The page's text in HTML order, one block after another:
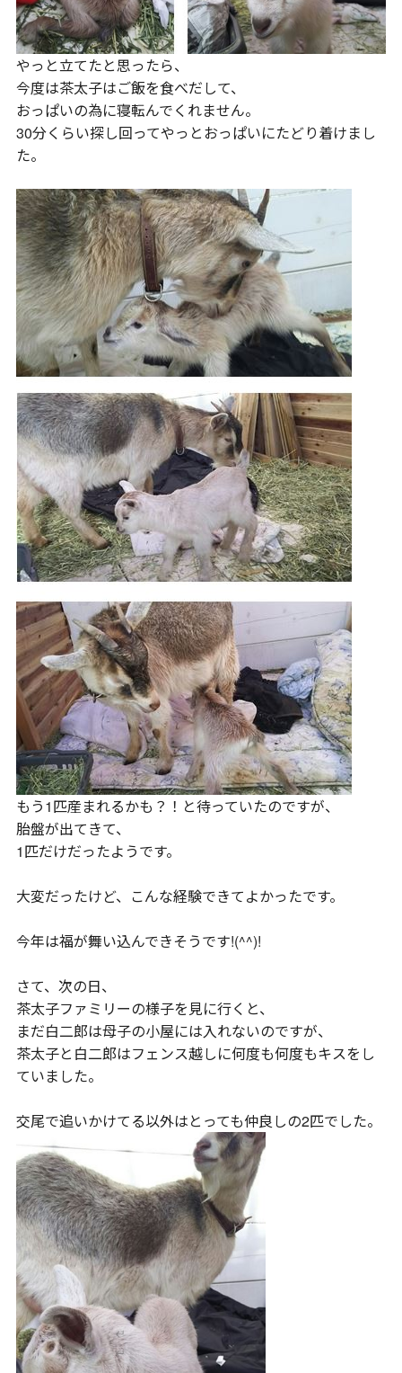
やっと立てたと思ったら、
今度は茶太子はご飯を食べだして、
おっぱいの為に寝転んでくれません。
30分くらい探し回ってやっとおっぱいにたどり着けまし
た。
もう1匹産まれるかも？！と待っていたのですが、
胎盤が出てきて、
1匹だけだったようです。
大変だったけど、こんな経験できてよかったです。
今年は福が舞い込んできそうです!(^^)!
さて、次の日、
茶太子ファミリーの様子を見に行くと、
まだ白二郎は母子の小屋には入れないのですが、
茶太子と白二郎はフェンス越しに何度も何度もキスをし
ていました。
交尾で追いかけてる以外はとっても仲良しの2匹でした。